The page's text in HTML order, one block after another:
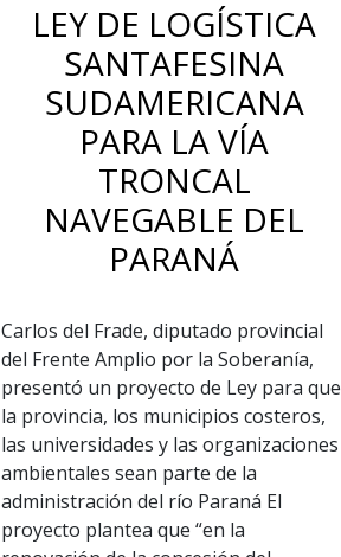
LEY DE LOGÍSTICA
SANTAFESINA
SUDAMERICANA
PARA LA VÍA
TRONCAL
NAVEGABLE DEL
PARANÁ
Carlos del Frade, diputado provincial
del Frente Amplio por la Soberanía,
presentó un proyecto de Ley para que
la provincia, los municipios costeros,
las universidades y las organizaciones
ambientales sean parte de la
administración del río Paraná El
proyecto plantea que “en la